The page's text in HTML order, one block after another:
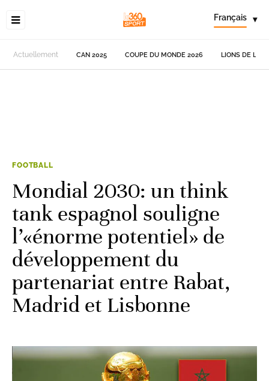
Français ▾
Actuellement CAN 2025 COUPE DU MONDE 2026 LIONS DE
FOOTBALL
Mondial 2030: un think
tank espagnol souligne
l’«énorme potentiel» de
développement du
partenariat entre Rabat,
Madrid et Lisbonne